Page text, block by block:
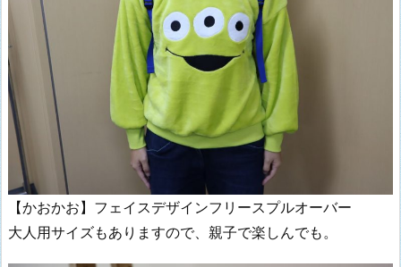
【かおかお】フェイスデザインフリースプルオーバー
大人用サイズもありますので、親子で楽しんでも。